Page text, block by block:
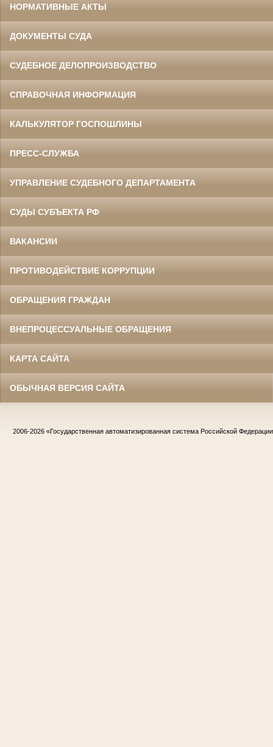
НОРМАТИВНЫЕ АКТЫ
ДОКУМЕНТЫ СУДА
СУДЕБНОЕ ДЕЛОПРОИЗВОДСТВО
СПРАВОЧНАЯ ИНФОРМАЦИЯ
КАЛЬКУЛЯТОР ГОСПОШЛИНЫ
ПРЕСС-СЛУЖБА
УПРАВЛЕНИЕ СУДЕБНОГО ДЕПАРТАМЕНТА
СУДЫ СУБЪЕКТА РФ
ВАКАНСИИ
ПРОТИВОДЕЙСТВИЕ КОРРУПЦИИ
ОБРАЩЕНИЯ ГРАЖДАН
ВНЕПРОЦЕССУАЛЬНЫЕ ОБРАЩЕНИЯ
КАРТА САЙТА
ОБЫЧНАЯ ВЕРСИЯ САЙТА
2006-2026 «Государственная автоматизированная система Российской